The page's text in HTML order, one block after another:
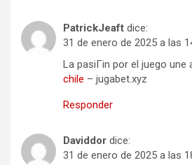
PatrickJeaft dice:
31 de enero de 2025 a las
La pasiГіn por el juego une
chile – jugabet.xyz
Responder
Daviddor dice:
31 de enero de 2025 a las